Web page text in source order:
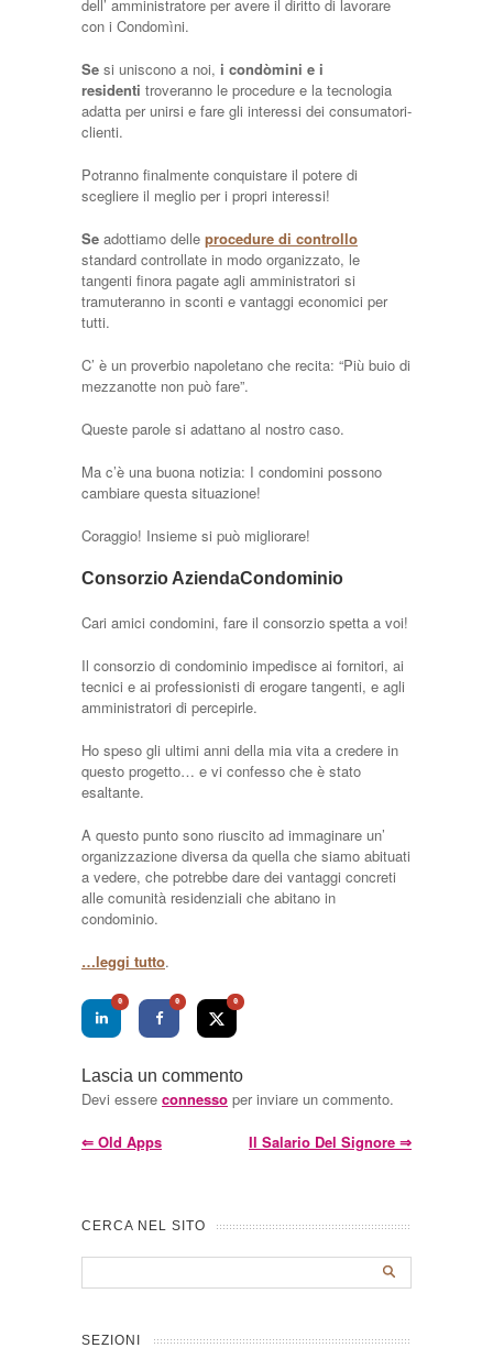
dell’ amministratore per avere il diritto di lavorare
con i Condomìni.
Se si uniscono a noi, i condòmini e i
residenti troveranno le procedure e la tecnologia
adatta per unirsi e fare gli interessi dei consumatori-
clienti.
Potranno finalmente conquistare il potere di
scegliere il meglio per i propri interessi!
Se adottiamo delle procedure di controllo
standard controllate in modo organizzato, le
tangenti finora pagate agli amministratori si
tramuteranno in sconti e vantaggi economici per
tutti.
C’ è un proverbio napoletano che recita: “Più buio di
mezzanotte non può fare”.
Queste parole si adattano al nostro caso.
Ma c’è una buona notizia: I condomini possono
cambiare questa situazione!
Coraggio! Insieme si può migliorare!
Consorzio AziendaCondominio
Cari amici condomini, fare il consorzio spetta a voi!
Il consorzio di condominio impedisce ai fornitori, ai
tecnici e ai professionisti di erogare tangenti, e agli
amministratori di percepirle.
Ho speso gli ultimi anni della mia vita a credere in
questo progetto… e vi confesso che è stato
esaltante.
A questo punto sono riuscito ad immaginare un’
organizzazione diversa da quella che siamo abituati
a vedere, che potrebbe dare dei vantaggi concreti
alle comunità residenziali che abitano in
condominio.
…leggi tutto.
0 0 0
Lascia un commento
Devi essere connesso per inviare un commento.
⇐ Old Apps Il Salario Del Signore ⇒
CERCA NEL SITO
SEZIONI